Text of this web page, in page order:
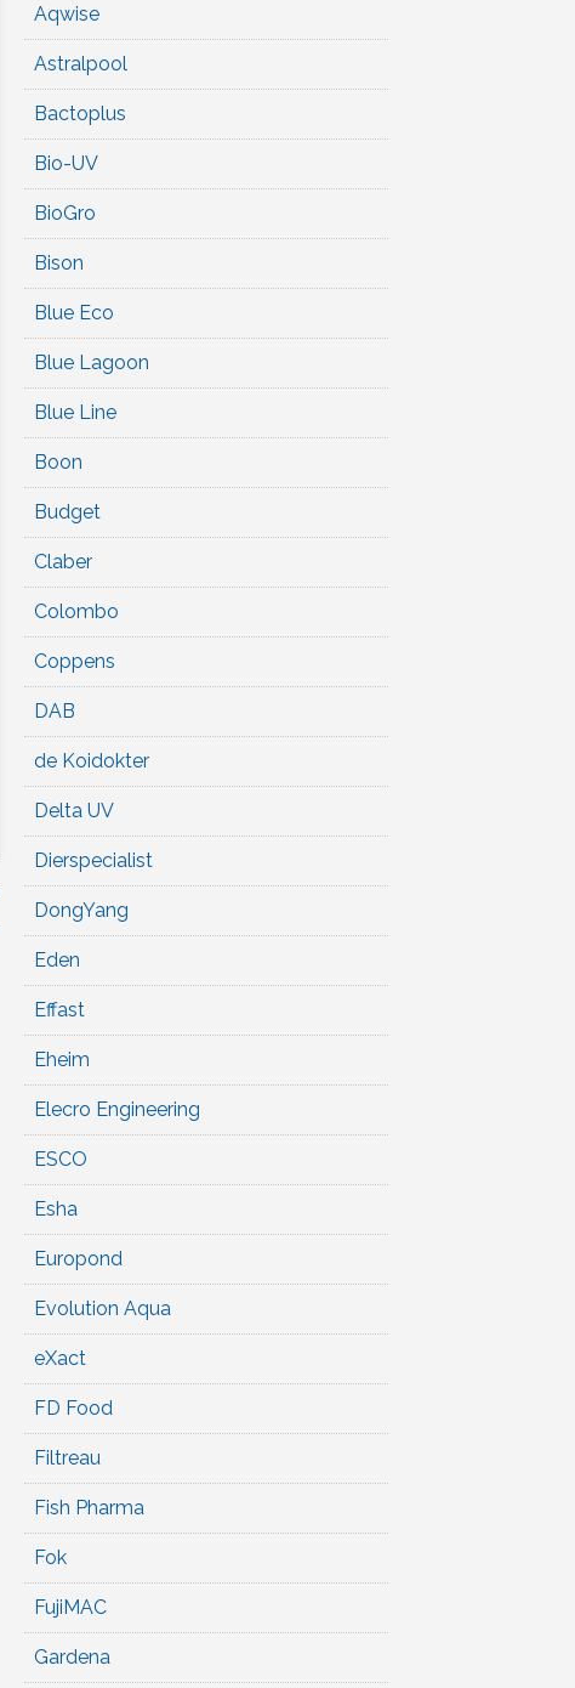
Aqwise
Astralpool
Bactoplus
Bio-UV
BioGro
Bison
Blue Eco
Blue Lagoon
Blue Line
Boon
Budget
Claber
Colombo
Coppens
DAB
de Koidokter
Delta UV
Dierspecialist
DongYang
Eden
Effast
Eheim
Elecro Engineering
ESCO
Esha
Europond
Evolution Aqua
eXact
FD Food
Filtreau
Fish Pharma
Fok
FujiMAC
Gardena